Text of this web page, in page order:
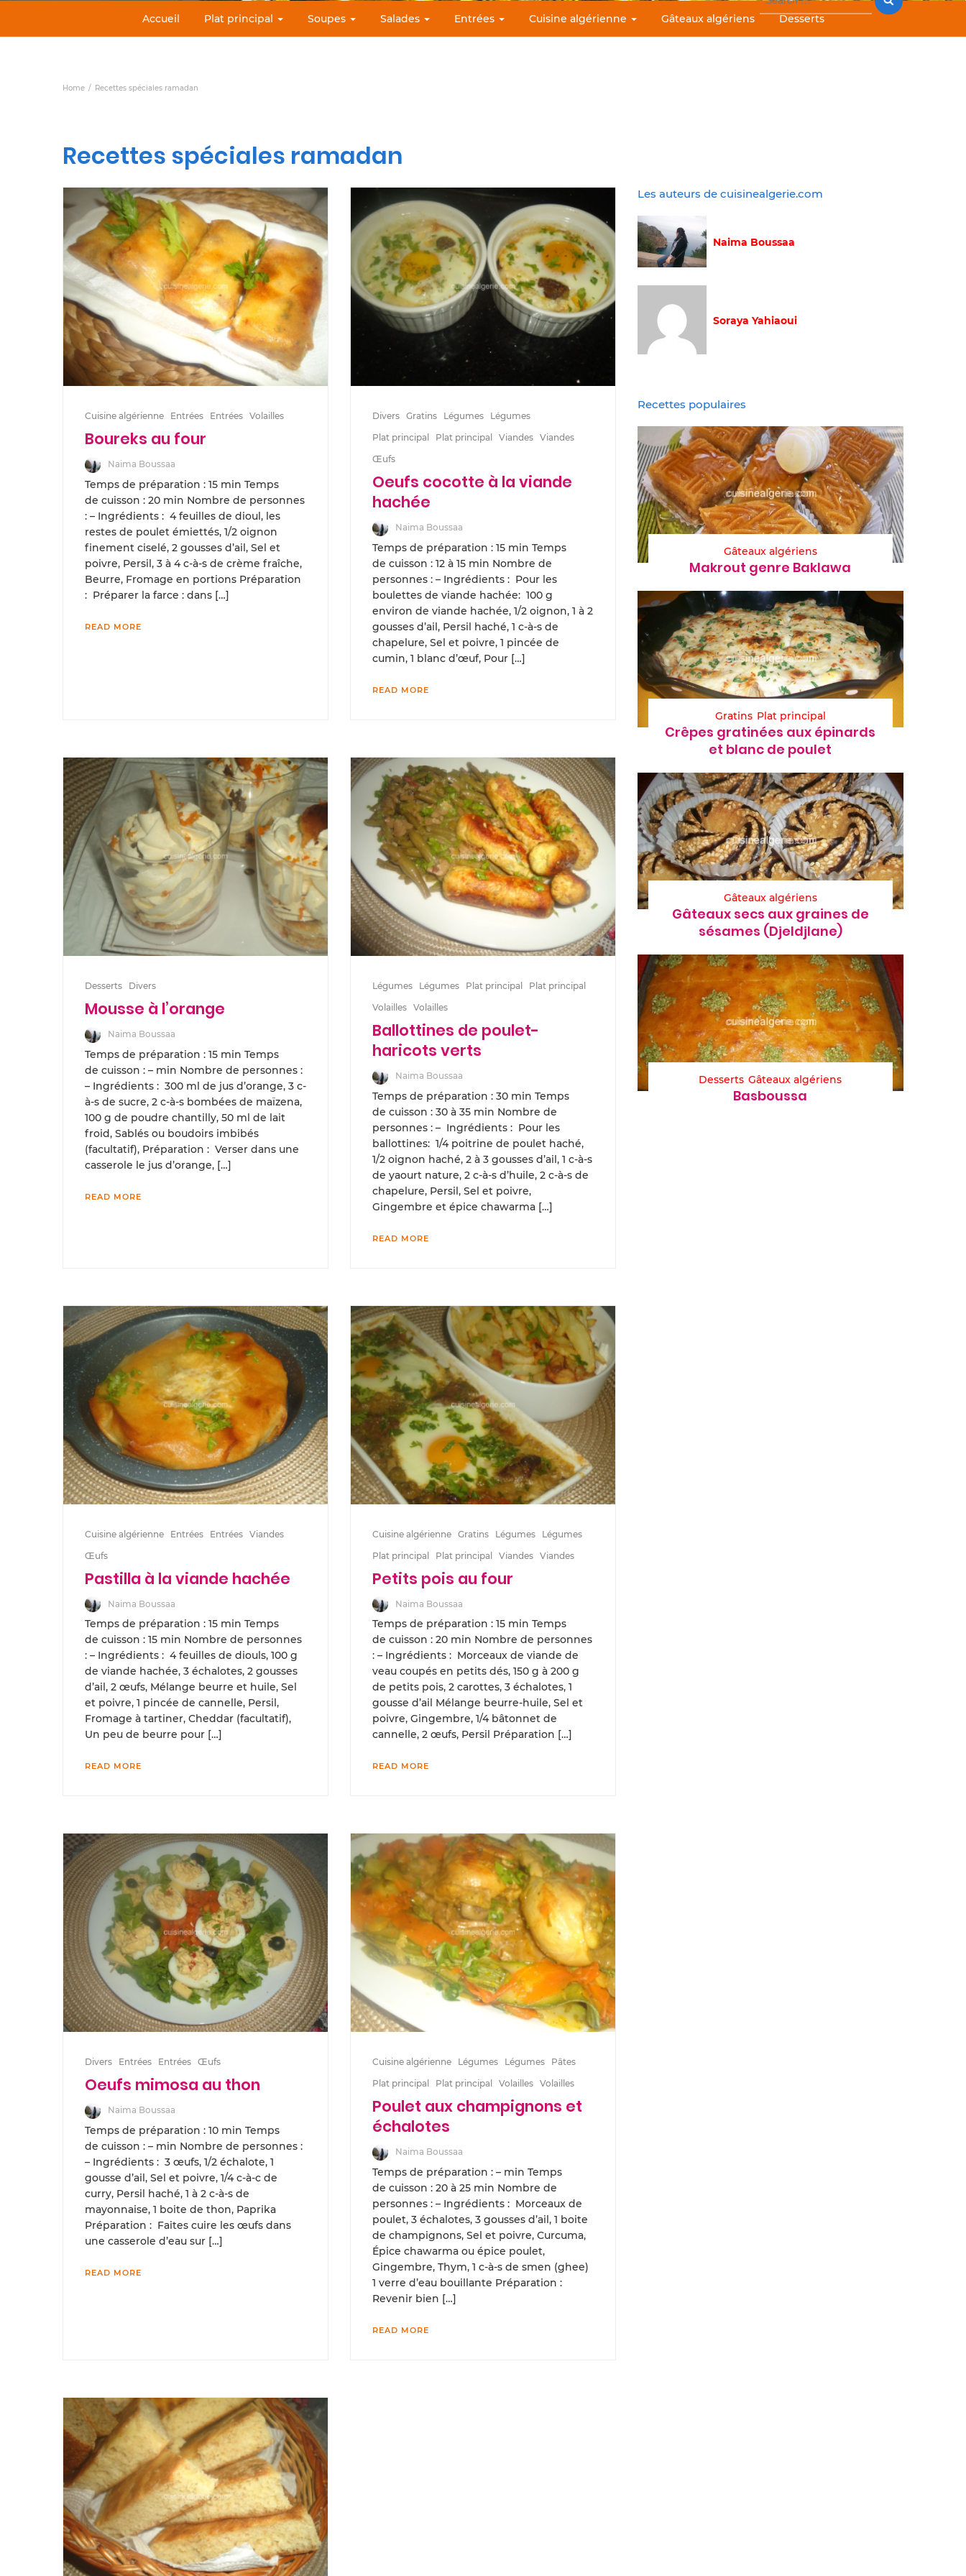
Accueil Plat principal Soupes Salades Entrées Cuisine algérienne Gâteaux algériens Desserts
Home Recettes spéciales ramadan
Recettes spéciales ramadan
Cuisine algérienne Entrées Entrées Volailles
Boureks au four
Naima Boussaa
Temps de préparation : 15 min Temps
de cuisson : 20 min Nombre de personnes
: – Ingrédients : 4 feuilles de dioul, les
restes de poulet émiettés, 1/2 oignon
finement ciselé, 2 gousses d’ail, Sel et
poivre, Persil, 3 à 4 c-à-s de crème fraîche,
Beurre, Fromage en portions Préparation
: Préparer la farce : dans […]
READ MORE
Divers Gratins Légumes
Légumes
Plat principal
Plat principal Viandes Viandes
Œufs
Oeufs cocotte à la viande
hachée
Naima Boussaa
Temps de préparation : 15 min Temps
de cuisson : 12 à 15 min Nombre de
personnes : – Ingrédients : Pour les
boulettes de viande hachée: 100 g
environ de viande hachée, 1/2 oignon, 1 à 2
gousses d’ail, Persil haché, 1 c-à-s de
chapelure, Sel et poivre, 1 pincée de
cumin, 1 blanc d’œuf, Pour […]
READ MORE
Desserts Divers
Mousse à l’orange
Naima Boussaa
Temps de préparation : 15 min Temps
de cuisson : – min Nombre de personnes :
– Ingrédients : 300 ml de jus d’orange, 3 c-
à-s de sucre, 2 c-à-s bombées de maïzena,
100 g de poudre chantilly, 50 ml de lait
froid, Sablés ou boudoirs imbibés
(facultatif), Préparation : Verser dans une
casserole le jus d’orange, […]
READ MORE
Légumes Légumes Plat principal
Plat principal
Volailles Volailles
Ballottines de poulet-
haricots verts
Naima Boussaa
Temps de préparation : 30 min Temps
de cuisson : 30 à 35 min Nombre de
personnes : – Ingrédients : Pour les
ballottines: 1/4 poitrine de poulet haché,
1/2 oignon haché, 2 à 3 gousses d’ail, 1 c-à-s
de yaourt nature, 2 c-à-s d’huile, 2 c-à-s de
chapelure, Persil, Sel et poivre,
Gingembre et épice chawarma […]
READ MORE
Cuisine algérienne Entrées Entrées Viandes
Œufs
Pastilla à la viande hachée
Naima Boussaa
Temps de préparation : 15 min Temps
de cuisson : 15 min Nombre de personnes
: – Ingrédients : 4 feuilles de diouls, 100 g
de viande hachée, 3 échalotes, 2 gousses
d’ail, 2 œufs, Mélange beurre et huile, Sel
et poivre, 1 pincée de cannelle, Persil,
Fromage à tartiner, Cheddar (facultatif),
Un peu de beurre pour […]
READ MORE
Cuisine algérienne Gratins Légumes
Légumes
Plat principal
Plat principal Viandes Viandes
Petits pois au four
Naima Boussaa
Temps de préparation : 15 min Temps
de cuisson : 20 min Nombre de personnes
: – Ingrédients : Morceaux de viande de
veau coupés en petits dés, 150 g à 200 g
de petits pois, 2 carottes, 3 échalotes, 1
gousse d’ail Mélange beurre-huile, Sel et
poivre, Gingembre, 1/4 bâtonnet de
cannelle, 2 œufs, Persil Préparation […]
READ MORE
Divers Entrées Entrées Œufs
Oeufs mimosa au thon
Naima Boussaa
Temps de préparation : 10 min Temps
de cuisson : – min Nombre de personnes :
– Ingrédients : 3 œufs, 1/2 échalote, 1
gousse d’ail, Sel et poivre, 1/4 c-à-c de
curry, Persil haché, 1 à 2 c-à-s de
mayonnaise, 1 boite de thon, Paprika
Préparation : Faites cuire les œufs dans
une casserole d’eau sur […]
READ MORE
Cuisine algérienne Légumes Légumes
Pâtes
Plat principal
Plat principal Volailles Volailles
Poulet aux champignons et
échalotes
Naima Boussaa
Temps de préparation : – min Temps
de cuisson : 20 à 25 min Nombre de
personnes : – Ingrédients : Morceaux de
poulet, 3 échalotes, 3 gousses d’ail, 1 boite
de champignons, Sel et poivre, Curcuma,
Épice chawarma ou épice poulet,
Gingembre, Thym, 1 c-à-s de smen (ghee)
1 verre d’eau bouillante Préparation :
Revenir bien […]
READ MORE
Les auteurs de cuisinealgerie.com
Naima Boussaa
Soraya Yahiaoui
Recettes populaires
Gâteaux algériens
Makrout genre Baklawa
Gratins Plat principal
Crêpes gratinées aux épinards
et blanc de poulet
Gâteaux algériens
Gâteaux secs aux graines de
sésames (Djeldjlane)
Desserts Gâteaux algériens
Basboussa